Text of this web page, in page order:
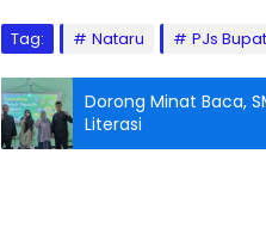
Tag: Nataru PJs
Dorong Minat Baca,
Literasi